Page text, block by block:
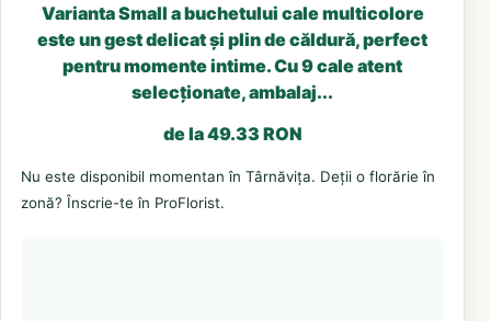
Varianta Small a buchetului cale multicolore
este un gest delicat și plin de căldură, perfect
pentru momente intime. Cu 9 cale atent
selecționate, ambalaj...
de la 49.33 RON
Nu este disponibil momentan în Târnăvița. Deții o florărie în
zonă? Înscrie-te în ProFlorist.